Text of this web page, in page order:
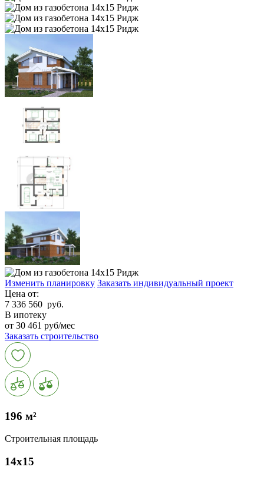
Изменить планировку Заказать индивидуальный проект
Цена от:
7 336 560 руб.
В ипотеку
от 30 461 руб/мес
Заказать строительство
196 м²
Строительная площадь
14х15